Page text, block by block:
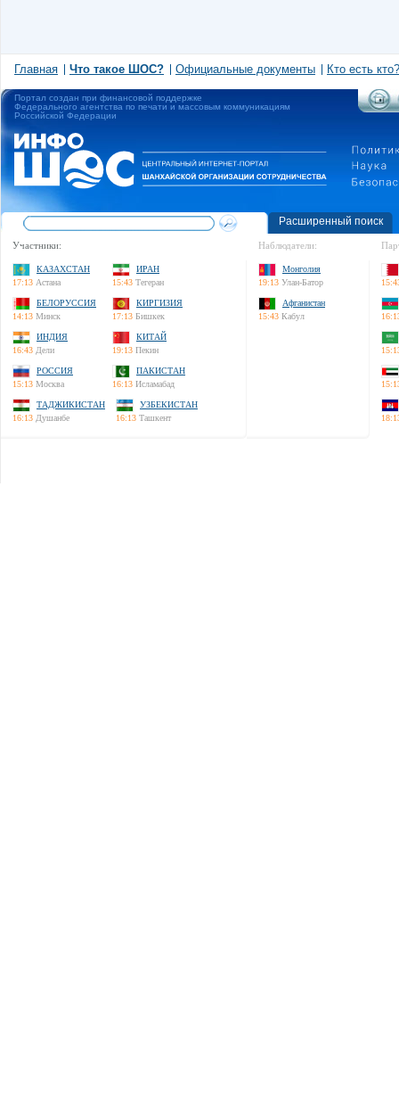
Главная Что такое ШОС? Официальные документы Кто есть кто?
Портал создан при финансовой поддержке
Федерального агентства по печати и массовым коммуникациям
Российской Федерации
Расширенный поиск
Участники:
КАЗАХСТАН
17:13 Астана
ИРАН
15:43 Тегеран
БЕЛОРУССИЯ
14:13 Минск
КИРГИЗИЯ
17:13 Бишкек
ИНДИЯ
16:43 Дели
КИТАЙ
19:13 Пекин
РОССИЯ
15:13 Москва
ПАКИСТАН
16:13 Исламабад
ТАДЖИКИСТАН
16:13 Душанбе
УЗБЕКИСТАН
16:13 Ташкент
Наблюдатели:
Монголия
19:13 Улан-Батор
Афганистан
15:43 Кабул